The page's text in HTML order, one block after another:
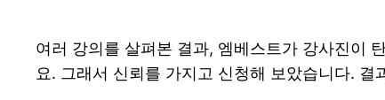
여러 강의를 살펴본 결과, 엠베스트가 강사진이
요. 그래서 신뢰를 가지고 신청해 보았습니다.